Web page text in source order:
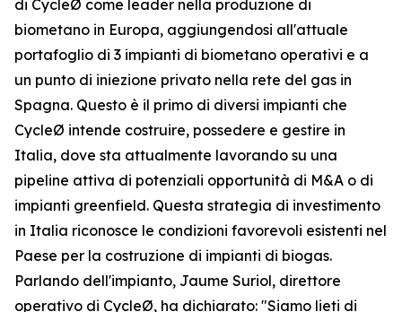
di CycleØ come leader nella produzione di
biometano in Europa, aggiungendosi all'attuale
portafoglio di 3 impianti di biometano operativi e a
un punto di iniezione privato nella rete del gas in
Spagna. Questo è il primo di diversi impianti che
CycleØ intende costruire, possedere e gestire in
Italia, dove sta attualmente lavorando su una
pipeline attiva di potenziali opportunità di M&A o di
impianti greenfield. Questa strategia di investimento
in Italia riconosce le condizioni favorevoli esistenti nel
Paese per la costruzione di impianti di biogas.
Parlando dell'impianto, Jaume Suriol, direttore
operativo di CycleØ, ha dichiarato: "Siamo lieti di